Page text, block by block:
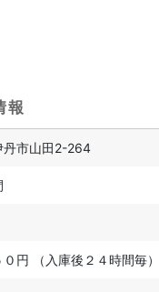
報
丹市山田2-264
０円 （入庫後２４時間毎）